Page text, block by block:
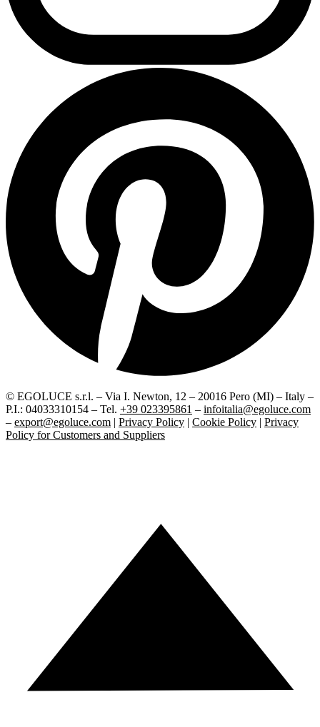
© EGOLUCE s.r.l. – Via I. Newton, 12 – 20016 Pero (MI) – Italy –
P.I.: 04033310154 – Tel. +39 023395861 – infoitalia@egoluce.com
– export@egoluce.com | Privacy Policy | Cookie Policy | Privacy
Policy for Customers and Suppliers